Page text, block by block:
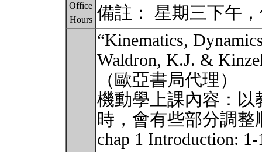
Office
Hours 備註： 星期三下午
“Kinematics,
Waldron, K.J. &
（歐亞書局代理）
機動學上課內容：
時，會有些部分調整
chap 1 Introduction: